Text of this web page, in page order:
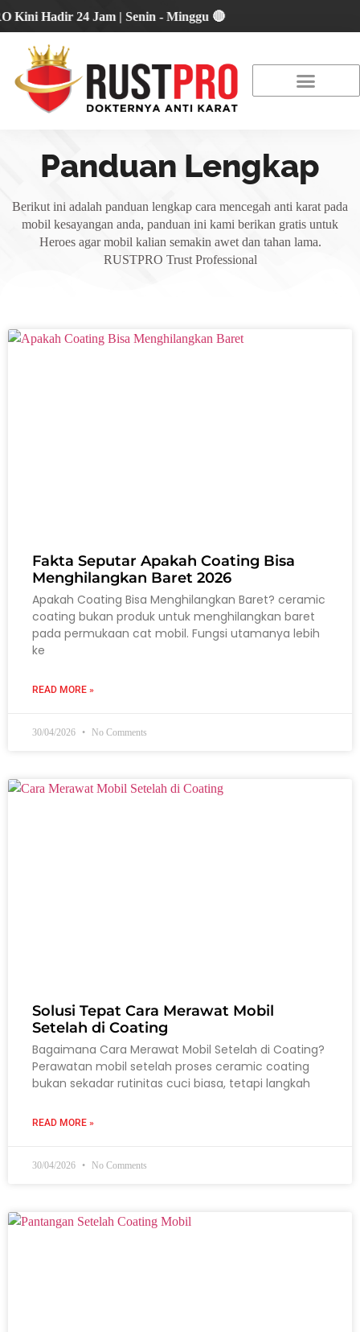
Hadir 24 Jam | Senin - Minggu 🔴
Panduan Lengkap
Berikut ini adalah panduan lengkap cara mencegah anti karat pada
mobil kesayangan anda, panduan ini kami berikan gratis untuk
Heroes agar mobil kalian semakin awet dan tahan lama.
RUSTPRO Trust Professional
Fakta Seputar Apakah Coating Bisa
Menghilangkan Baret 2026
Apakah Coating Bisa Menghilangkan Baret? ceramic
coating bukan produk untuk menghilangkan baret
pada permukaan cat mobil. Fungsi utamanya lebih
ke
READ MORE »
30/04/2026 No Comments
Solusi Tepat Cara Merawat Mobil
Setelah di Coating
Bagaimana Cara Merawat Mobil Setelah di Coating?
Perawatan mobil setelah proses ceramic coating
bukan sekadar rutinitas cuci biasa, tetapi langkah
READ MORE »
30/04/2026 No Comments